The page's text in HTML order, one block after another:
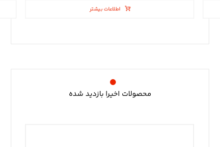
اطلاعات بیشتر
محصولات اخیرا بازدید شده